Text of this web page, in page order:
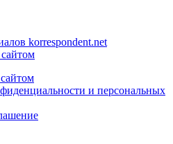
korrespondent.net
и персональных